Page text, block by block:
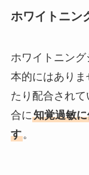
ホワイトニン
ホワイトニン
本的にはあり
たり配合され
合に知覚過敏
す。